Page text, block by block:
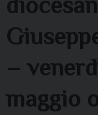
–
maggio